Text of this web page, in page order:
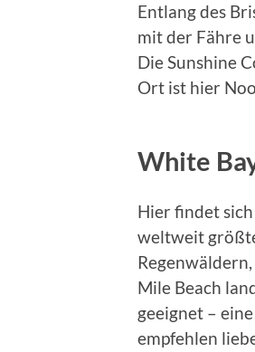
Entlang des
mit der Fähre
Die Sunshine
Ort ist hier
White
Hier findet
weltweit
Mile Beach
geeignet –
empfehlen